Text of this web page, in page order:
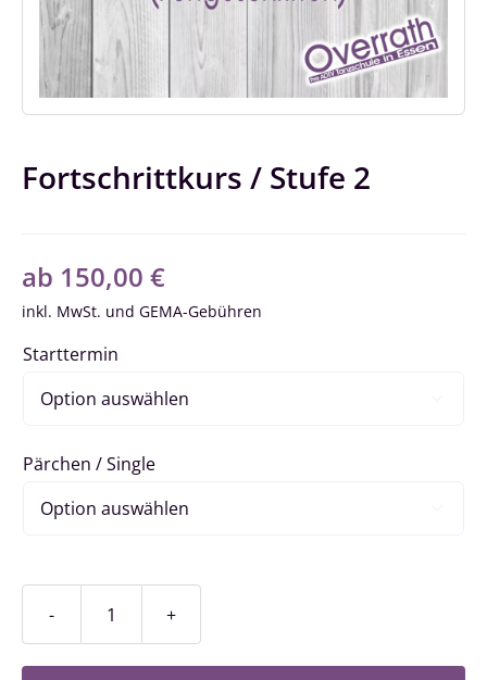
Fortschrittkurs / Stufe 2
ab 150,00 €
inkl. MwSt.
Starttermin
Pärchen / Single
Fortschrittkurs